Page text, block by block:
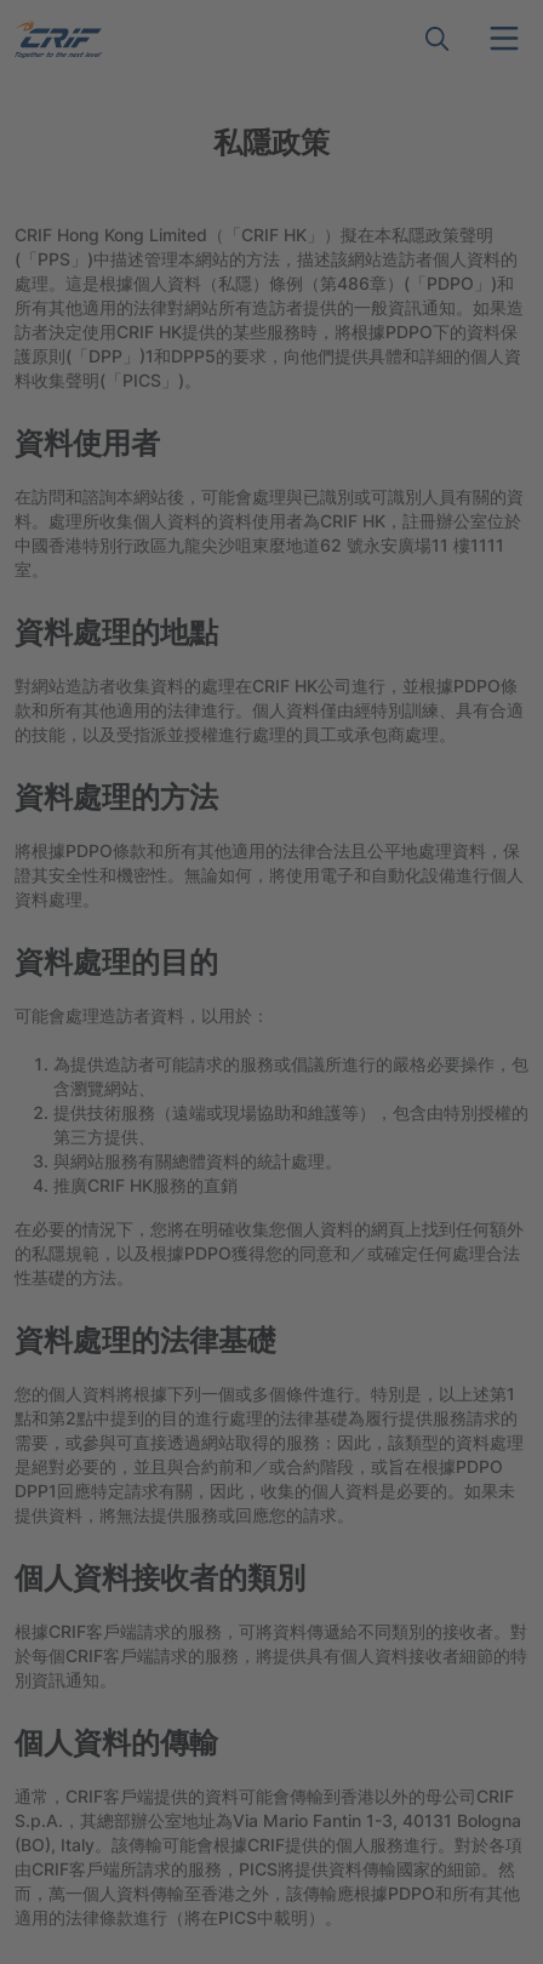
私隱政策
CRIF Hong Kong Limited（「CRIF HK」）擬在本私隱政策聲明
(「PPS」)中描述管理本網站的方法，描述該網站造訪者個人資料的
處理。這是根據個人資料（私隱）條例（第486章）(「PDPO」)和
所有其他適用的法律對網站所有造訪者提供的一般資訊通知。如果造
訪者決定使用CRIF HK提供的某些服務時，將根據PDPO下的資料保
護原則(「DPP」)1和DPP5的要求，向他們提供具體和詳細的個人資
料收集聲明(「PICS」)。
資料使用者
在訪問和諮詢本網站後，可能會處理與已識別或可識別人員有關的資
料。處理所收集個人資料的資料使用者為CRIF HK，註冊辦公室位於
中國香港特別行政區九龍尖沙咀東麼地道62 號永安廣場11 樓1111
室。
資料處理的地點
對網站造訪者收集資料的處理在CRIF HK公司進行，並根據PDPO條
款和所有其他適用的法律進行。個人資料僅由經特別訓練、具有合適
的技能，以及受指派並授權進行處理的員工或承包商處理。
資料處理的方法
將根據PDPO條款和所有其他適用的法律合法且公平地處理資料，保
證其安全性和機密性。無論如何，將使用電子和自動化設備進行個人
資料處理。
資料處理的目的
可能會處理造訪者資料，以用於：
為提供造訪者可能請求的服務或倡議所進行的嚴格必要操作，包
含瀏覽網站、
提供技術服務（遠端或現場協助和維護等），包含由特別授權的
第三方提供、
與網站服務有關總體資料的統計處理。
推廣CRIF HK服務的直銷
在必要的情況下，您將在明確收集您個人資料的網頁上找到任何額外
的私隱規範，以及根據PDPO獲得您的同意和／或確定任何處理合法
性基礎的方法。
資料處理的法律基礎
您的個人資料將根據下列一個或多個條件進行。特別是，以上述第1
點和第2點中提到的目的進行處理的法律基礎為履行提供服務請求的
需要，或參與可直接透過網站取得的服務：因此，該類型的資料處理
是絕對必要的，並且與合約前和／或合約階段，或旨在根據PDPO
DPP1回應特定請求有關，因此，收集的個人資料是必要的。如果未
提供資料，將無法提供服務或回應您的請求。
個人資料接收者的類別
根據CRIF客戶端請求的服務，可將資料傳遞給不同類別的接收者。對
於每個CRIF客戶端請求的服務，將提供具有個人資料接收者細節的特
別資訊通知。
個人資料的傳輸
通常，CRIF客戶端提供的資料可能會傳輸到香港以外的母公司CRIF
S.p.A.，其總部辦公室地址為Via Mario Fantin 1-3, 40131 Bologna
(BO), Italy。該傳輸可能會根據CRIF提供的個人服務進行。對於各項
由CRIF客戶端所請求的服務，PICS將提供資料傳輸國家的細節。然
而，萬一個人資料傳輸至香港之外，該傳輸應根據PDPO和所有其他
適用的法律條款進行（將在PICS中載明）。